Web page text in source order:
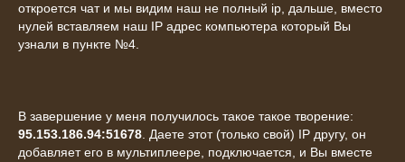
откроется чат и мы видим наш не полный ip, дальше, вместо
нулей вставляем наш IP адрес компьютера который Вы
узнали в пункте №4.
В завершение у меня получилось такое такое творение:
95.153.186.94:51678 . Даете этот (только свой) IP другу, он
добавляет его в мультиплеере, подключается, и Вы вместе